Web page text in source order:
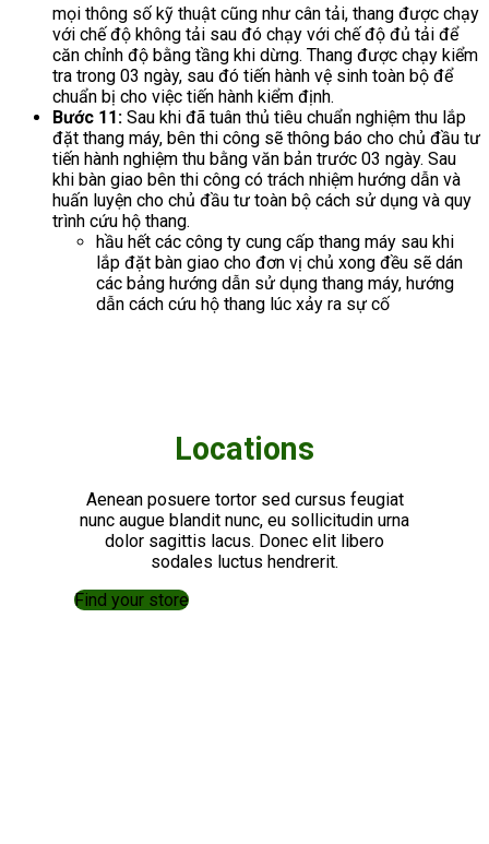
mọi thông số kỹ thuật cũng như cân tải, thang được chạy
với chế độ không tải sau đó chạy với chế độ đủ tải để
căn chỉnh độ bằng tầng khi dừng. Thang được chạy kiểm
tra trong 03 ngày, sau đó tiến hành vệ sinh toàn bộ để
chuẩn bị cho việc tiến hành kiểm định.
Bước 11: Sau khi đã tuân thủ tiêu chuẩn nghiệm thu lắp
đặt thang máy, bên thi công sẽ thông báo cho chủ đầu tư
tiến hành nghiệm thu bằng văn bản trước 03 ngày. Sau
khi bàn giao bên thi công có trách nhiệm hướng dẫn và
huấn luyện cho chủ đầu tư toàn bộ cách sử dụng và quy
trình cứu hộ thang.
hầu hết các công ty cung cấp thang máy sau khi
lắp đặt bàn giao cho đơn vị chủ xong đều sẽ dán
các bảng hướng dẫn sử dụng thang máy, hướng
dẫn cách cứu hộ thang lúc xảy ra sự cố
Locations
Aenean posuere tortor sed cursus feugiat
nunc augue blandit nunc, eu sollicitudin urna
dolor sagittis lacus. Donec elit libero
sodales luctus hendrerit.
Find your store